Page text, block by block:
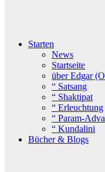
Starten
News
Startseite
über Edgar
“ Satsang
“ Shaktipat
“ Erleuchtung
“ Param-
“ Kundalini
Bücher & Blogs